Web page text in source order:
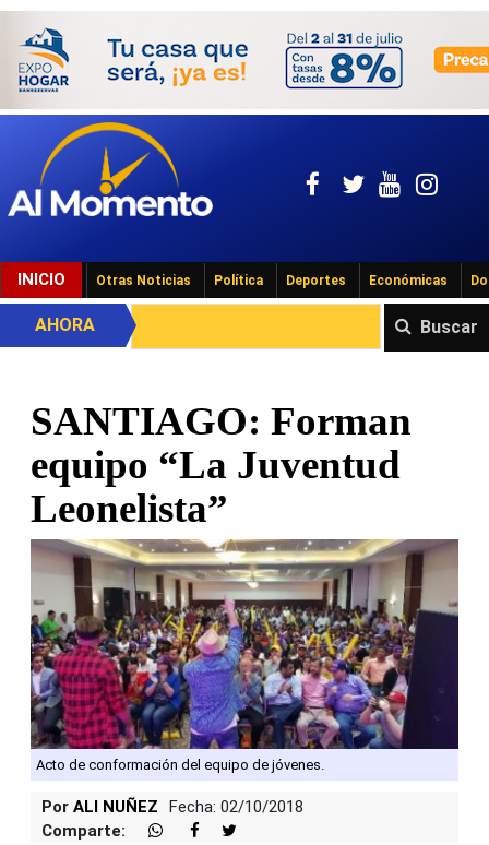
INICIO Otras Noticias Política Deportes Económicas
Buscar
AHORA
SANTIAGO: Forman
equipo “La Juventud
Leonelista”
Acto de conformación del equipo de jóvenes.
Por ALI NUÑEZ
Fecha: 02/10/2018
Comparte: